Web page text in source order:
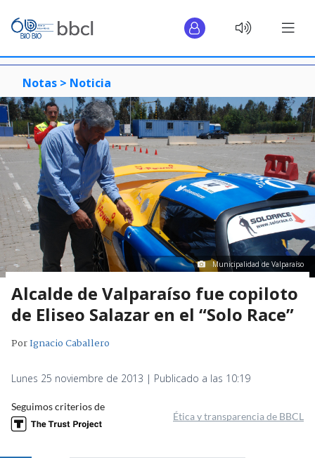
Notas > Noticia
Municipalidad de Valparaíso
Alcalde de Valparaíso fue copiloto
de Eliseo Salazar en el “Solo Race”
PorIgnacio Caballero
Lunes 25 noviembre de 2013 | Publicado a las 10:19
Seguimos criterios de
Ética y transparencia de BBCL